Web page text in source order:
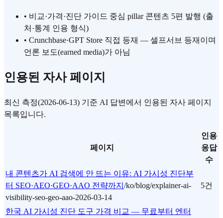
• 비교·가격·진단 가이드 중심 pillar 콘텐츠 5편 발행 (출
처·통계 인용 형식)
• Crunchbase·GPT Store 직접 등재 — 셀프서브 등재이며
언론 보도(earned media)가 아님
인용된 자사 페이지
최신 측정(2026-06-13) 기준 AI 답변에서 인용된 자사 페이지
목록입니다.
페이지
인용
응답
수
내 콘텐츠가 AI 검색에 안 뜨는 이유: AI 가시성 진단부
터 SEO·AEO·GEO·AAO 전략까지 /ko/blog/explainer-ai-
visibility-seo-geo-aao-2026-03-14
5건
한국 AI 가시성 진단 도구 가격 비교 — 무료부터 엔터